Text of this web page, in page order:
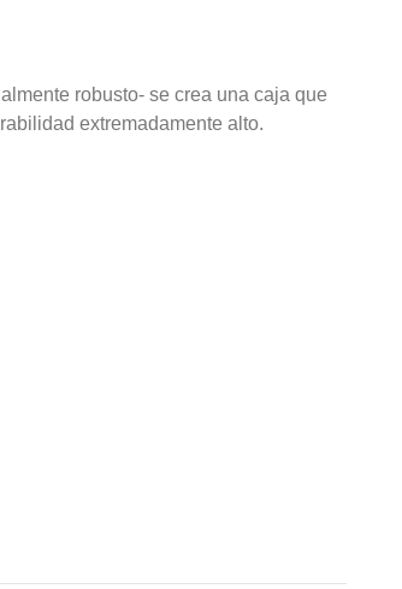
robusto- se crea una caja que
extremadamente alto.